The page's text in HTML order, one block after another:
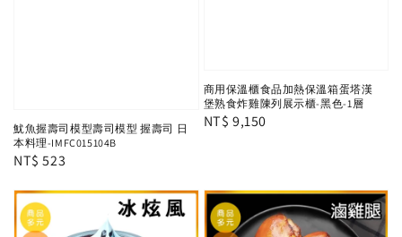
魷魚握壽司模型壽司模型 握壽司 日
本料理-IMFC015104B
Regular
NT$ 523
商用保溫櫃食品加熱保溫箱蛋塔漢
堡熟食炸雞陳列展示櫃-黑色-1層
Regular
NT$ 9,150